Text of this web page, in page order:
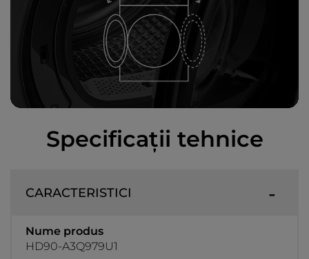
Specificații tehnice
CARACTERISTICI
Nume produs
HD90-A3Q979U1